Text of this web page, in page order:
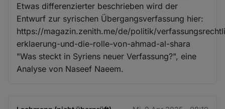
Etwas differenzierter beschrieben wird der
Entwurf zur syrischen Übergangsverfassung hier:
https://magazin.zenith.me/de/politik/
erklaerung-und-die-rolle-von-ahmad-al-shara
"Was steckt in Syriens neuer Verfassung?", eine
Analyse von Naseef Naeem.